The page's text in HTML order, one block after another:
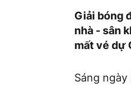
Giải bóng
nhà - sân
mất vé dự
Sáng